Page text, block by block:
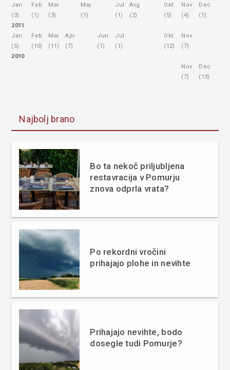
Jan
(3)
Feb
(1)
Mar
(3)
Maj
(1)
Jul
(1)
Avg
(2)
Okt
(5)
Nov
(4)
Dec
(1)
2011
Jan
(5)
Feb
(10)
Mar
(11)
Apr
(7)
Jun
(1)
Jul
(1)
Okt
(12)
Nov
(7)
2010
Nov
(7)
Dec
(13)
Najbolj brano
Bo ta nekoč priljubljena
restavracija v Pomurju
znova odprla vrata?
Po rekordni vročini
prihajajo plohe in nevihte
Prihajajo nevihte, bodo
dosegle tudi Pomurje?